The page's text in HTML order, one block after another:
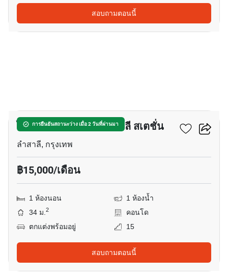
สอบถามตอนนี้
การยืนยันสถานะว่าง เมื่อ 2 วันที่ผ่านมา
ไอดีโอ รามคำแหง-ลำสาลี สเตชั่น
ลำสาลี, กรุงเทพ
฿15,000/เดือน
1 ห้องนอน
1 ห้องน้ำ
34 ม.2
คอนโด
ตกแต่งพร้อมอยู่
15
สอบถามตอนนี้